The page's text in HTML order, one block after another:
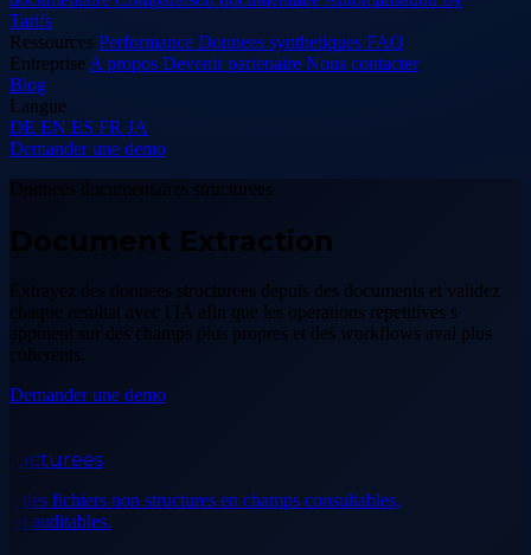
Tarifs
Ressources Performance Donnees synthetiques FAQ
Entreprise A propos Devenir partenaire Nous contacter
Blog
Langue
DE EN ES FR JA
Demander une demo
Donnees documentaires structurees
Document Extraction
Extrayez des donnees structurees depuis des documents et validez
chaque resultat avec l IA afin que les operations repetitives s
appuient sur des champs plus propres et des workflows aval plus
coherents.
Demander une demo
fichiers non structures en champs consultables,
auditables.